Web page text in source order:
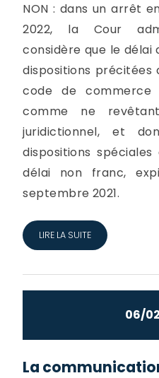
NON : dans un arrêt
2022, la Cour
considère que le délai
dispositions précitées
code de
comme ne
juridictionnel, et
dispositions
délai non franc,
septembre 2021.
LIRE LA SUITE
06/
La